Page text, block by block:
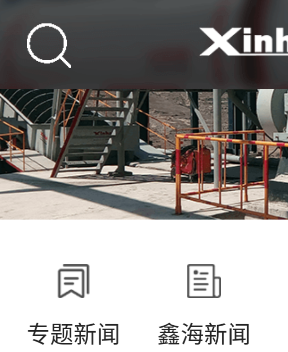
专题新闻 鑫海新闻